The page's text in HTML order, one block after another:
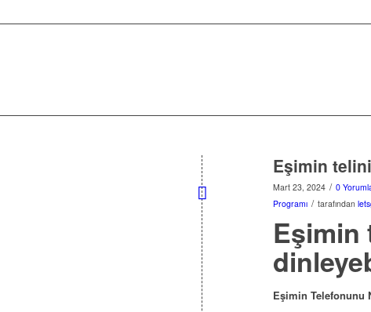
Eşimin
Mart 23, 2024 / 0
Programı / tarafından
Eşimin
Eşimin Telefonunu